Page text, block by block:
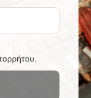
+
3
0